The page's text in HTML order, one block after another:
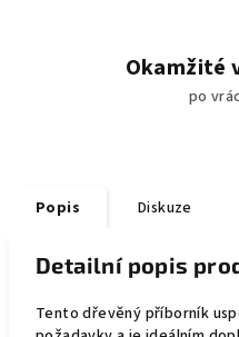
Okamžité
po
Popis Diskuze
Detailní popis
Tento dřevěný příborník